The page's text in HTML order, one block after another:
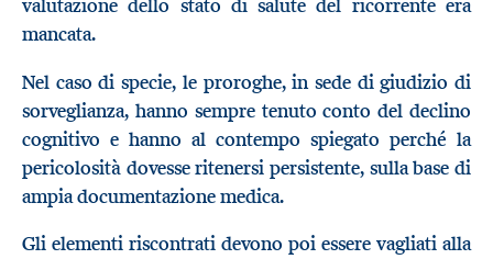
valutazione dello stato di salute del ricorrente era
mancata.
Nel caso di specie, le proroghe, in sede di giudizio di
sorveglianza, hanno sempre tenuto conto del declino
cognitivo e hanno al contempo spiegato perché la
pericolosità dovesse ritenersi persistente, sulla base di
ampia documentazione medica.
Gli elementi riscontrati devono poi essere vagliati alla